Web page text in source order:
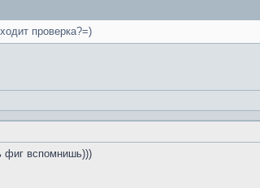
проверка?=)
фиг вспомнишь)))